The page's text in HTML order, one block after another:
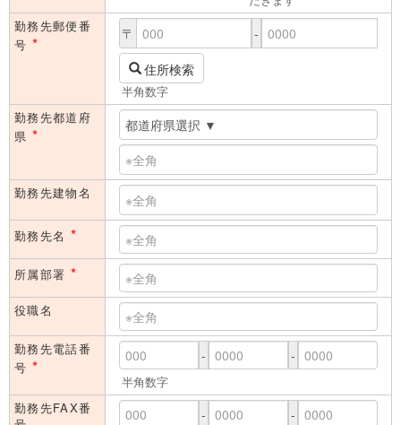
勤務先郵便番
号 * 〒 -
住所検索
半角数字
勤務先都道府
県 *
勤務先建物名
勤務先名 *
所属部署 *
役職名
勤務先電話番
号 *
- -
半角数字
勤務先FAX番
- -